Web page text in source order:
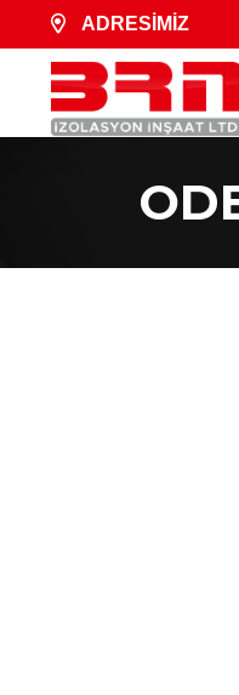
ADRESİMİZ